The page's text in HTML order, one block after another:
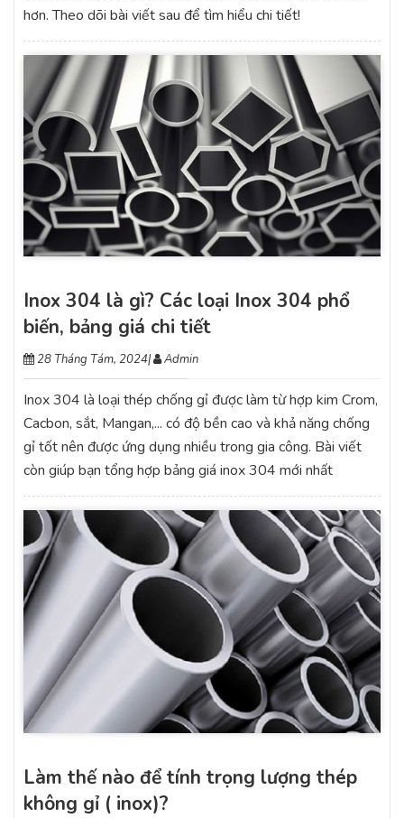
hơn. Theo dõi bài viết sau để tìm hiểu chi tiết!
Inox 304 là gì? Các loại Inox 304 phổ
biến, bảng giá chi tiết
28 Tháng Tám, 2024| Admin
Inox 304 là loại thép chống gỉ được làm từ hợp kim Crom,
Cacbon, sắt, Mangan,... có độ bền cao và khả năng chống
gỉ tốt nên được ứng dụng nhiều trong gia công. Bài viết
còn giúp bạn tổng hợp bảng giá inox 304 mới nhất
Làm thế nào để tính trọng lượng thép
không gỉ ( inox)?